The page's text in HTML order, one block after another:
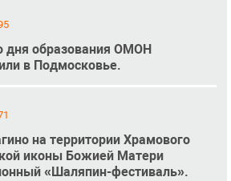
дня образования ОМОН
в Подмосковье.
на территории Храмового
иконы Божией Матери
«Шаляпин-фестиваль».